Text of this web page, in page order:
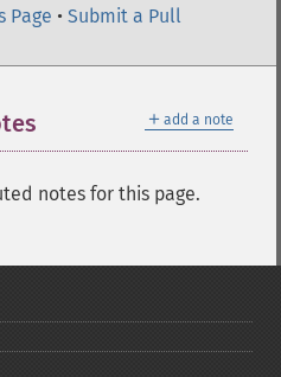
Page • Submit a Pull
＋ add a note
notes for this page.